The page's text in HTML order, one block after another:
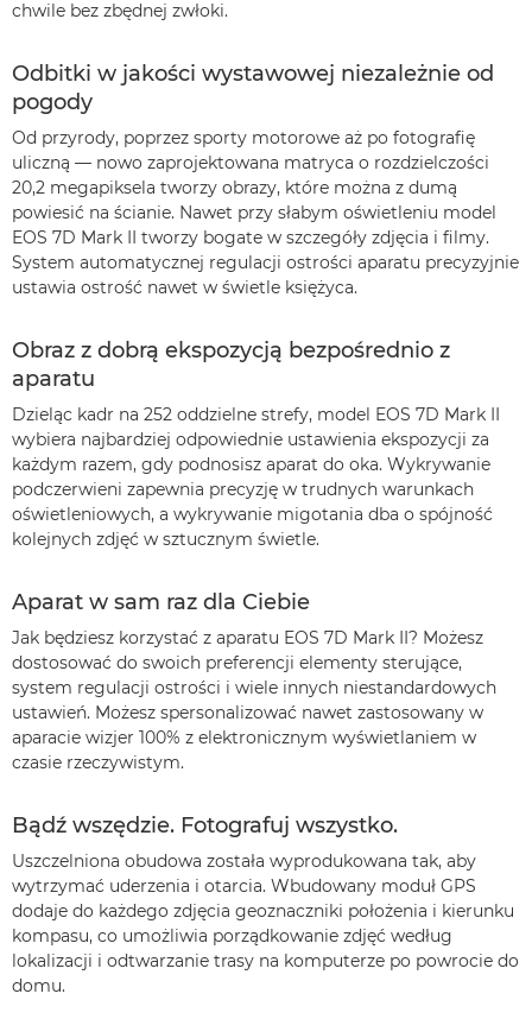
chwile bez zbędnej zwłoki.
Odbitki w jakości wystawowej niezależnie od
pogody
Od przyrody, poprzez sporty motorowe aż po fotografię
uliczną — nowo zaprojektowana matryca o rozdzielczości
20,2 megapiksela tworzy obrazy, które można z dumą
powiesić na ścianie. Nawet przy słabym oświetleniu model
EOS 7D Mark II tworzy bogate w szczegóły zdjęcia i filmy.
System automatycznej regulacji ostrości aparatu precyzyjnie
ustawia ostrość nawet w świetle księżyca.
Obraz z dobrą ekspozycją bezpośrednio z
aparatu
Dzieląc kadr na 252 oddzielne strefy, model EOS 7D Mark II
wybiera najbardziej odpowiednie ustawienia ekspozycji za
każdym razem, gdy podnosisz aparat do oka. Wykrywanie
podczerwieni zapewnia precyzję w trudnych warunkach
oświetleniowych, a wykrywanie migotania dba o spójność
kolejnych zdjęć w sztucznym świetle.
Aparat w sam raz dla Ciebie
Jak będziesz korzystać z aparatu EOS 7D Mark II? Możesz
dostosować do swoich preferencji elementy sterujące,
system regulacji ostrości i wiele innych niestandardowych
ustawień. Możesz spersonalizować nawet zastosowany w
aparacie wizjer 100% z elektronicznym wyświetlaniem w
czasie rzeczywistym.
Bądź wszędzie. Fotografuj wszystko.
Uszczelniona obudowa została wyprodukowana tak, aby
wytrzymać uderzenia i otarcia. Wbudowany moduł GPS
dodaje do każdego zdjęcia geoznaczniki położenia i kierunku
kompasu, co umożliwia porządkowanie zdjęć według
lokalizacji i odtwarzanie trasy na komputerze po powrocie do
domu.